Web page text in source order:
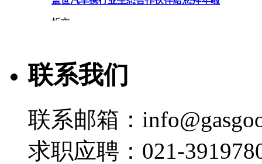
忻文
02:22
长安的智能化，究竟如何？
00:37
CES 2025 | 极氪有7000多名研发人员，70%以上都
2025-01-09 14:41
联系我们
联系邮箱：
求职应聘：021-